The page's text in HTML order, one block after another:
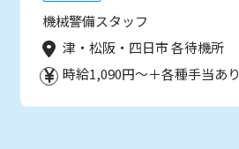
機械警備スタッフ
津・松阪・四日市 各待機所
時給1,090円～＋各種手当あり